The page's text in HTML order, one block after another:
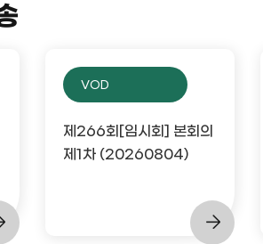
VOD
제266회[임시회] 본회의
제1차 (20260804)